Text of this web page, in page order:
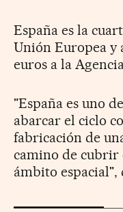
España es la
Unión Europea y
euros a la
"España es uno
abarcar el ciclo
fabricación de
camino de cubrir
ámbito espacial",